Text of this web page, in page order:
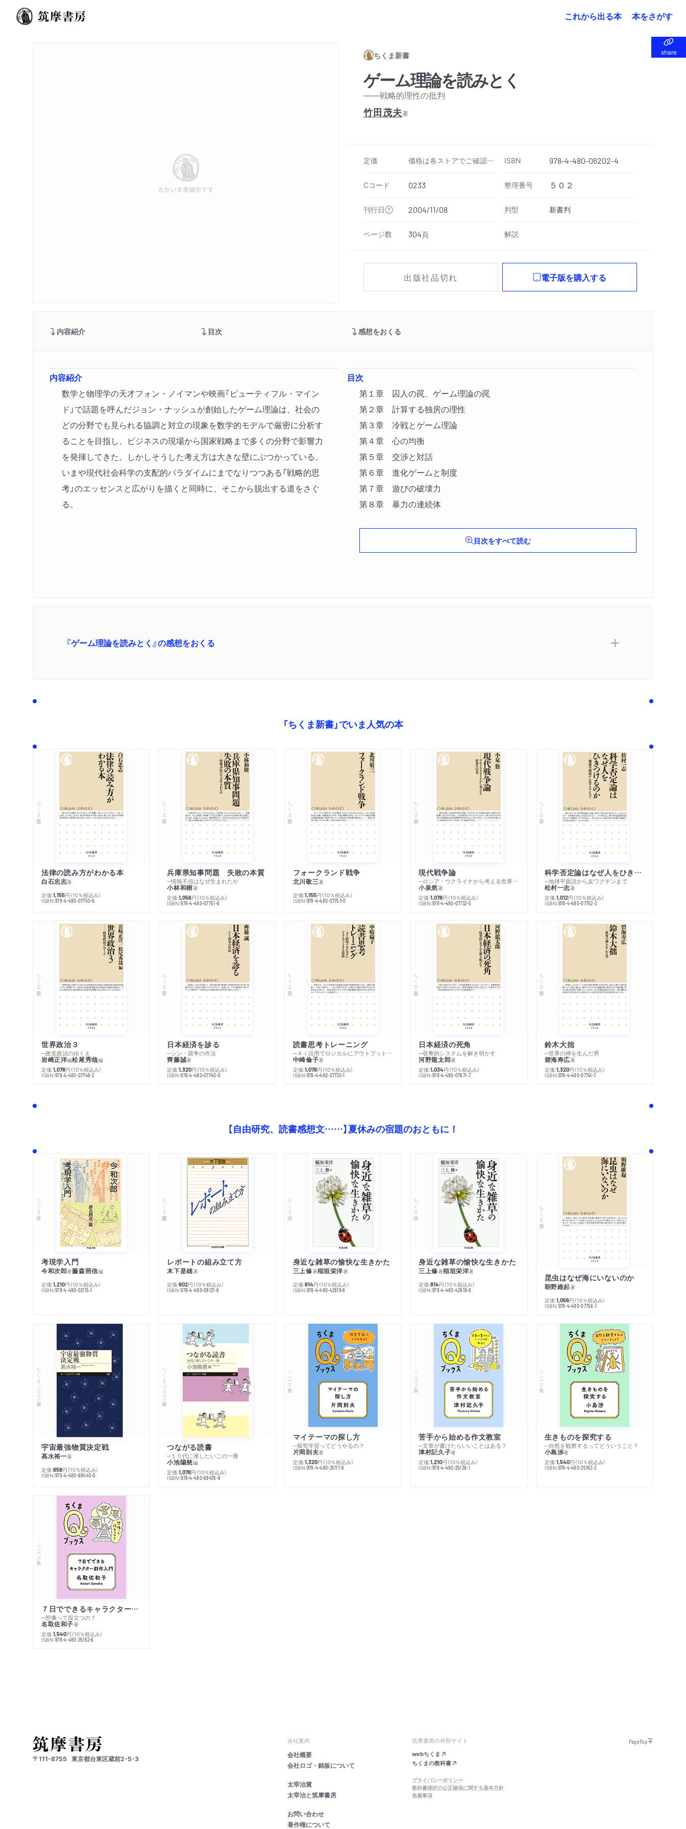
これから出る本 本をさがす
share
share
ちくま新書
ゲーム理論を読みとく
——戦略的理性の批判
竹田茂夫著
定価 価格は各ストアでご確認ください ISBN 978-4-480-06202-4
Cコード 0233 整理番号 ５０２
刊行日 2004/11/08 判型 新書判
ページ数 304頁 解説
出版社品切れ 電子版を購入する
内容紹介 目次 感想をおくる
内容紹介
数学と物理学の天才フォン・ノイマンや映画「ビューティフル・マイン
ド」で話題を呼んだジョン・ナッシュが創始したゲーム理論は、社会の
どの分野でも見られる協調と対立の現象を数学的モデルで厳密に分析す
ることを目指し、ビジネスの現場から国家戦略まで多くの分野で影響力
を発揮してきた。しかしそうした考え方は大きな壁にぶつかっている。
いまや現代社会科学の支配的パラダイムにまでなりつつある「戦略的思
考」のエッセンスと広がりを描くと同時に、そこから脱出する道をさぐ
る。
目次
第１章 囚人の罠、ゲーム理論の罠
第２章 計算する独房の理性
第３章 冷戦とゲーム理論
第４章 心の均衡
第５章 交渉と対話
第６章 進化ゲームと制度
第７章 遊びの破壊力
第８章 暴力の連続体
目次をすべて読む
『ゲーム理論を読みとく』の感想をおくる
「ちくま新書」でいま人気の本
ちくま新書
法律の読み方がわかる本
白石忠志著
定価:1,155円 （10％税込み）
ISBN:978-4-480-07750-9
ちくま新書
兵庫県知事問題 失敗の本質
─情報不信はなぜ生まれたか
小林和樹著
定価:1,056円 （10％税込み）
ISBN:978-4-480-07751-6
ちくま新書
フォークランド戦争
北川敬三著
定価:1,155円 （10％税込み）
ISBN:978-4-480-07753-0
ちくま新書
現代戦争論
─ロシア・ウクライナから考える世界の行方
小泉悠著
定価:1,078円 （10％税込み）
ISBN:978-4-480-07732-5
ちくま新書
科学否定論はなぜ人をひきつけるのか
─地球平面説から反ワクチンまで
松村一志著
定価:1,012円 （10％税込み）
ISBN:978-4-480-07752-3
ちくま新書
世界政治３
─政党政治のゆくえ
岩崎正洋編松尾秀哉編
定価:1,078円 （10％税込み）
ISBN:978-4-480-07746-2
ちくま新書
日本経済を診る
─シン・競争の作法
齊藤誠著
定価:1,320円 （10％税込み）
ISBN:978-4-480-07740-0
ちくま新書
読書思考トレーニング
─ＡＩ活用でロジカルにアウトプットする技法
中崎倫子著
定価:1,078円 （10％税込み）
ISBN:978-4-480-07730-1
ちくま新書
日本経済の死角
─収奪的システムを解き明かす
河野龍太郎著
定価:1,034円 （10％税込み）
ISBN:978-4-480-07671-7
ちくま新書
鈴木大拙
─世界の禅を生んだ男
碧海寿広著
定価:1,320円 （10％税込み）
ISBN:978-4-480-07741-7
【自由研究、読書感想文……】夏休みの宿題のおともに！
ちくま文庫
考現学入門
今和次郎著藤森照信編
定価:1,210円 （10％税込み）
ISBN:978-4-480-02115-1
ちくま学芸文庫
レポートの組み立て方
木下是雄著
定価:902円 （10％税込み）
ISBN:978-4-480-08121-6
ちくま文庫
身近な雑草の愉快な生きかた
三上修著稲垣栄洋著
定価:814円 （10％税込み）
ISBN:978-4-480-42819-6
ちくま文庫
身近な雑草の愉快な生きかた
三上修著稲垣栄洋著
定価:814円 （10％税込み）
ISBN:978-4-480-42819-6
ちくま新書
昆虫はなぜ海にいないのか
朝野維起著
定価:1,056円 （10％税込み）
ISBN:978-4-480-07756-1
ちくまプリマー新書
宇宙最強物質決定戦
高水裕一著
定価:858円 （10％税込み）
ISBN:978-4-480-68445-5
ちくまプリマー新書
つながる読書
─１０代に推したいこの一冊
小池陽慈編
定価:1,078円 （10％税込み）
ISBN:978-4-480-68476-9
シリーズ・全集
マイテーマの探し方
─探究学習ってどうやるの？
片岡則夫著
定価:1,320円 （10％税込み）
ISBN:978-4-480-25117-6
シリーズ・全集
苦手から始める作文教室
─文章が書けたらいいことはある？
津村記久子著
定価:1,210円 （10％税込み）
ISBN:978-4-480-25138-1
シリーズ・全集
生きものを探究する
─自然を観察するってどういうこと？
小島渉著
定価:1,540円 （10％税込み）
ISBN:978-4-480-25163-3
シリーズ・全集
７日でできるキャラクター創作入門
─想像って役立つの？
名取佐和子著
定価:1,540円 （10％税込み）
ISBN:978-4-480-25162-6
〒111-8755 東京都台東区蔵前2-5-3
会社案内
会社概要
会社ロゴ・銘板について
太宰治賞
太宰治と筑摩書房
お問い合わせ
著作権について
筑摩書房の外部サイト
webちくま
ちくまの教科書
プライバシーポリシー
教科書採択の公正確保に関する基本方針
免責事項
PageTop